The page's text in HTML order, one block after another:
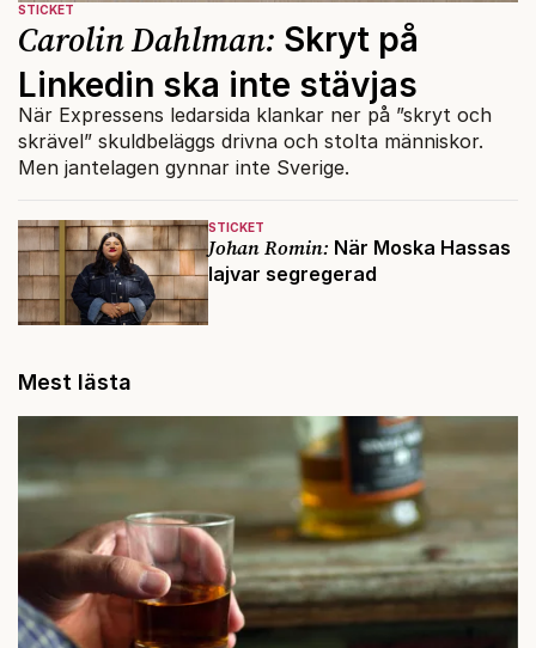
STICKET
Johan Romin: När Moska Hassas
lajvar segregerad
STICKET
Carolin Dahlman: Skryt på
Linkedin ska inte stävjas
När Expressens ledarsida klankar ner på ”skryt och
skrävel” skuldbeläggs drivna och stolta människor.
Men jantelagen gynnar inte Sverige.
Mest lästa